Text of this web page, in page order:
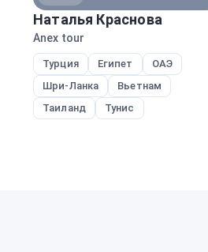
Наталья Краснова
Anex tour
Турция Египет
ОАЭ
Шри-Ланка
Вьетнам
Таиланд
Тунис